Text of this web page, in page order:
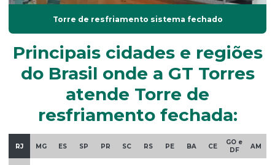
Torre de arrefecimento alfaterm
Torre de refrigeração
Torre de refrigeração de agua
Torre de refrigeração alpina
Torre de resfriamento
Torre de resfriamento de água industrial
Torre de resfriamento sistema fechado
Principais cidades e regiões
do Brasil onde a GT Torres
atende Torre de
resfriamento fechada:
RJ MG ES SP PR SC RS PE BA CE
GO e
DF
AM